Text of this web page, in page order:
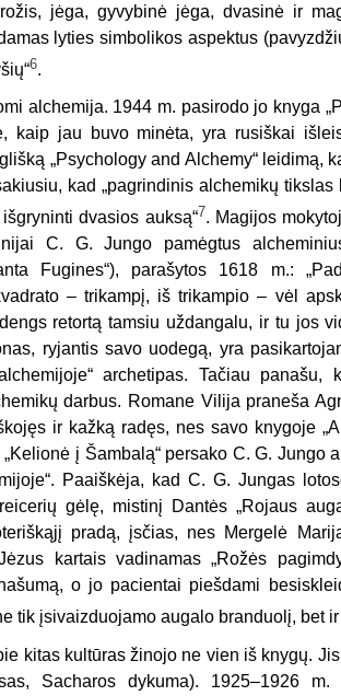
jėga, gyvybinė jėga, dvasinė ir
lyties simbolikos aspektus
6.
alchemija. 1944 m. pasirodo jo knyga
kaip jau buvo minėta, yra rusiškai
„Psychology and Alchemy“ leidimą,
kad „pagrindinis alchemikų
dvasios auksą“7. Magijos
C. G. Jungo pamėgtus
Fugines“), parašytos 1618 m.:
– trikampį, iš trikampio – vėl
retortą tamsiu uždangalu, ir tu jos
ryjantis savo uodegą, yra
archetipas. Tačiau panašu,
darbus. Romane Vilija praneša
ir kažką radęs, nes savo knygoje
į Šambalą“ persako C. G. Jungo
Paaiškėja, kad C. G. Jungas
gėlę, mistinį Dantės „Rojaus
pradą, įsčias, nes Mergelė
kartais vadinamas „Rožės
o jo pacientai piešdami
tik įsivaizduojamo augalo branduolį, bet ir
kitas kultūras žinojo ne vien iš knygų.
Sacharos dykuma). 1925–1926